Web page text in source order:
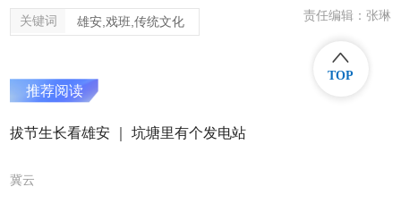
关键词 雄安,戏班,传统文化 责任编辑：张琳
推荐阅读
拔节生长看雄安 ｜ 坑塘里有个发电站
冀云
TOP